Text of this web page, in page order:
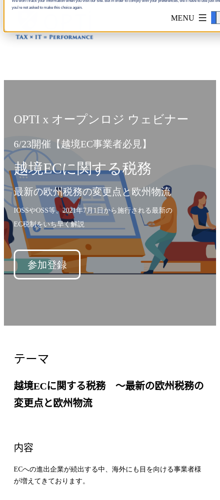
you're not asked to make this choice again.
Accept
OPTI x オープンロジ ウェビナー
6/23開催【越境EC事業者必見】
越境ECに関する税務
最新の欧州税務の変更点と欧州物流
IOSSやOSS等、2021年7月1日から施行される最新の
EC税制をいち早く解説
参加登録
テーマ
越境ECに関する税務 〜最新の欧州税務の
変更点と欧州物流
内容
ECへの進出企業が続出する中、海外にも目を向ける事業者様
が増えてきております。